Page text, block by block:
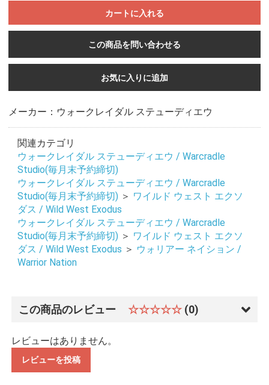
カートに入れる
この商品を問い合わせる
お気に入りに追加
メーカー：ウォークレイダル ステューディエウ
関連カテゴリ
ウォークレイダル ステューディエウ / Warcradle
Studio(毎月末予約締切)
ウォークレイダル ステューディエウ / Warcradle
Studio(毎月末予約締切) ＞ ワイルド ウェスト エクソ
ダス / Wild West Exodus
ウォークレイダル ステューディエウ / Warcradle
Studio(毎月末予約締切) ＞ ワイルド ウェスト エクソ
ダス / Wild West Exodus ＞ ウォリアー ネイション /
Warrior Nation
この商品のレビュー ☆☆☆☆☆ (0)
レビューはありません。
レビューを投稿